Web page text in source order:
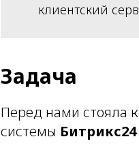
клиентский
Задача
Перед нами стояла
системы Битрикс24